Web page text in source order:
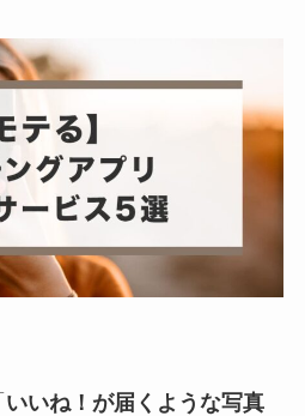
いいね！が届くような写真